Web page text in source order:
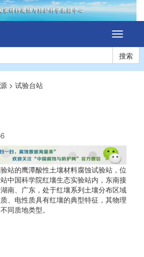
切
换
导
航
搜索
> 试验台站
站的鹰潭酸性土壤材料腐蚀试验站，位
中国科学院红壤生态实验站内，东南接
南、广东，处于红壤系列土壤分布区域
、电性质具有红壤的典型特征，其物理
同质地类型。